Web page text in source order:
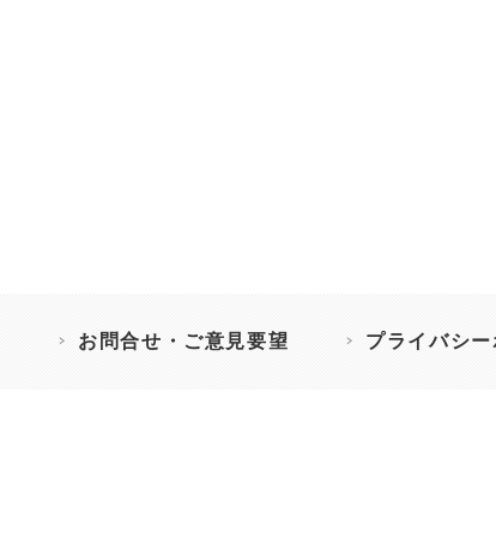
お問合せ・ご意見要望 プライバシ